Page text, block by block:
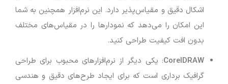
اشکال دقیق و مقیاس‌پذیر دارد. این نرم‌افزار همچنین به شما
این امکان را می‌دهد که نمودارها را در مقیاس‌های مختلف
بدون افت کیفیت طراحی کنید.
CorelDRAW: یکی دیگر از نرم‌افزارهای محبوب برای طراحی
گرافیک برداری است که برای ایجاد طرح‌های دقیق و هندسی